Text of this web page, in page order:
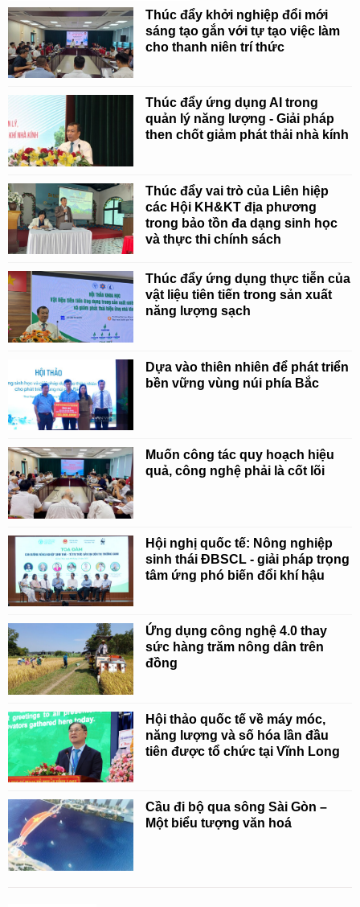
Thúc đẩy khởi nghiệp đổi mới
sáng tạo gắn với tự tạo việc làm
cho thanh niên trí thức
Thúc đẩy ứng dụng AI trong
quản lý năng lượng - Giải pháp
then chốt giảm phát thải nhà kính
Thúc đẩy vai trò của Liên hiệp
các Hội KH&KT địa phương
trong bảo tồn đa dạng sinh học
và thực thi chính sách
Thúc đẩy ứng dụng thực tiễn của
vật liệu tiên tiến trong sản xuất
năng lượng sạch
Dựa vào thiên nhiên để phát triển
bền vững vùng núi phía Bắc
Muốn công tác quy hoạch hiệu
quả, công nghệ phải là cốt lõi
Hội nghị quốc tế: Nông nghiệp
sinh thái ĐBSCL - giải pháp trọng
tâm ứng phó biến đổi khí hậu
Ứng dụng công nghệ 4.0 thay
sức hàng trăm nông dân trên
đồng
Hội thảo quốc tế về máy móc,
năng lượng và số hóa lần đầu
tiên được tổ chức tại Vĩnh Long
Cầu đi bộ qua sông Sài Gòn –
Một biểu tượng văn hoá